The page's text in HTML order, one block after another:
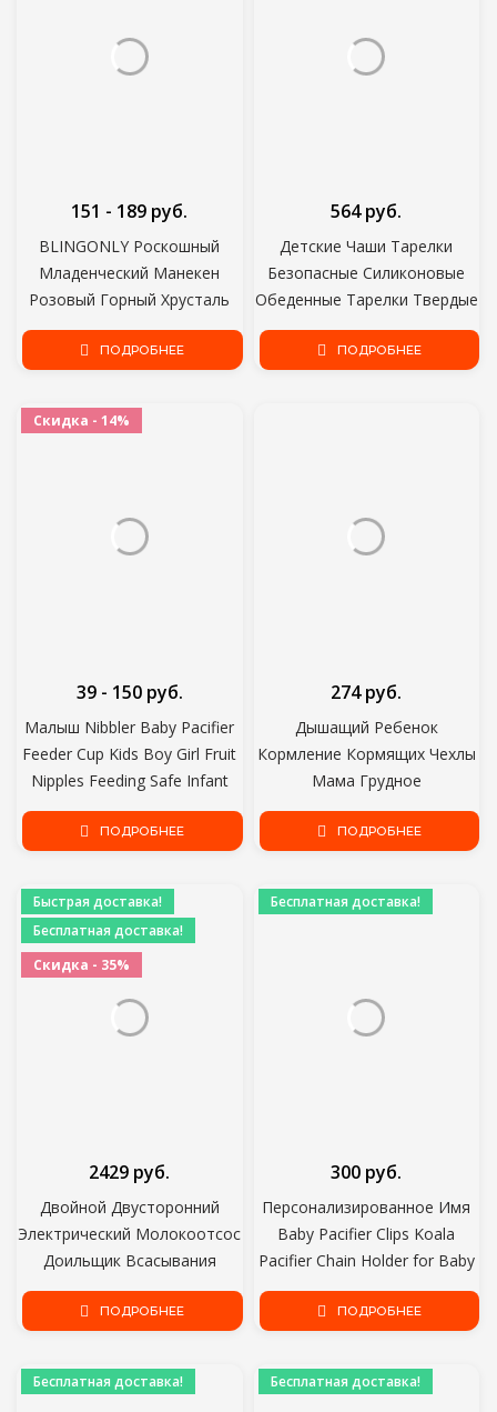
BLINGONLY Роскошный
Младенческий Манекен
Розовый Горный Хрусталь
BPA Бесплатно Bling Соска
Для младенцев
151 - 189 руб.
ПОДРОБНЕЕ
Детские Чаши Тарелки
Безопасные Силиконовые
Обеденные Тарелки Твердые
Милые Мультяшные Детские
Блюда Обучающая Посуда
564 руб.
ПОДРОБНЕЕ
Скидка - 14%
Малыш Nibbler Baby Pacifier
Feeder Cup Kids Boy Girl Fruit
Nipples Feeding Safe Infant
Baby Supplies Nipple Soother
Bottles
39 - 150 руб.
ПОДРОБНЕЕ
Дышащий Ребенок
Кормление Кормящих Чехлы
Мама Грудное
Вскармливание Кормящих
Пончо Прикрыть
Конфиденциальности На
Открытом Воздухе
274 руб.
ПОДРОБНЕЕ
Быстрая доставка!
Бесплатная доставка!
Скидка - 35%
Двойной Двусторонний
Электрический Молокоотсос
Доильщик Всасывания
Большой Автоматический
Массаж Послеродовой
Accesorios
2429 руб.
ПОДРОБНЕЕ
Бесплатная доставка!
Персонализированное Имя
Baby Pacifier Clips Koala
Pacifier Chain Holder for Baby
Teething Soother Chew Toy
Dummy Clips
300 руб.
ПОДРОБНЕЕ
Бесплатная доставка! Бесплатная доставка!